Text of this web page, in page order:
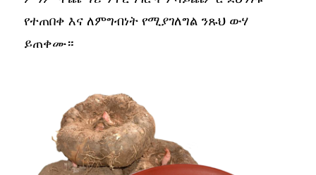
የተጠበቀ እና ለምግብነት የሚያገለግል ንጹህ ውሃ
ይጠቀሙ።